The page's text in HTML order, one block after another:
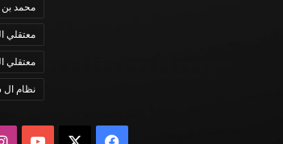
محمد
معتقلي
معتقلي
نظام ال
فيسبوك